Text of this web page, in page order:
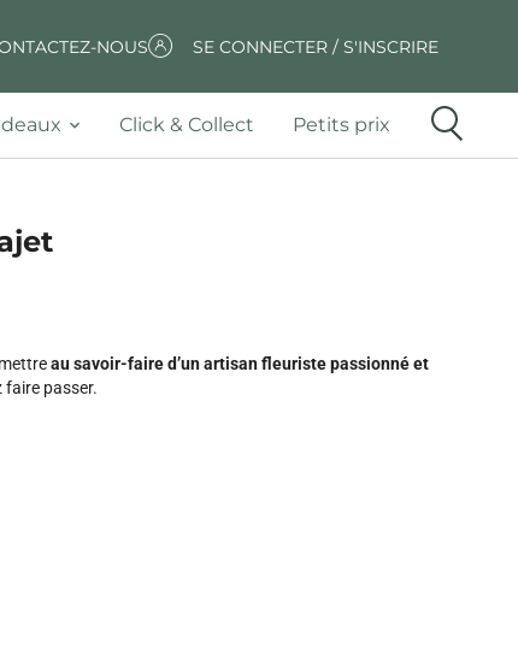
NOUS SE CONNECTER / S'INSCRIRE
Click & Collect Petits prix
au savoir-faire d’un artisan fleuriste passionné et
passer.